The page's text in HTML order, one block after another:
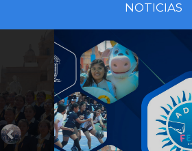
NOTICIAS